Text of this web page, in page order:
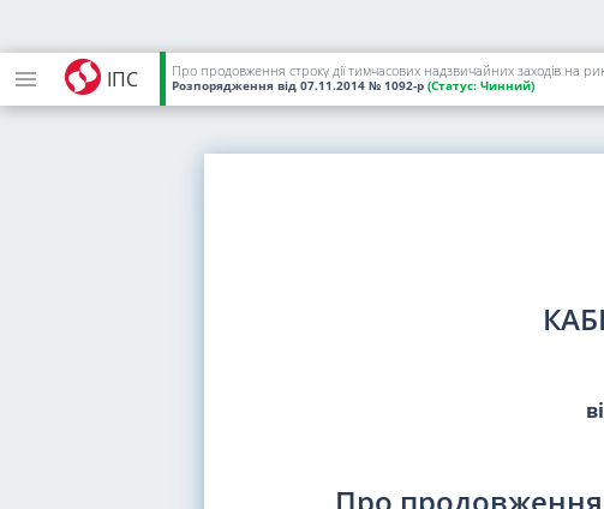
ІПС Про продовження строку дії тимчасових надзвичайних заходів на
Розпорядження від 07.11.2014 № 1092-р (Статус: Чинний)
Про продовження